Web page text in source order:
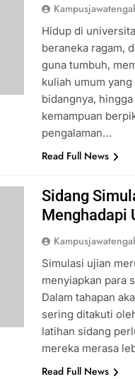
Hidup di
beraneka ragam,
guna tumbuh,
kuliah umum
bidangnya,
kemampuan
pengalaman…
Read Full News
Sidang
Menghadapi
Simulasi ujian
menyiapkan para
Dalam tahapan
sering ditakuti
latihan sidang
mereka merasa
Read Full News